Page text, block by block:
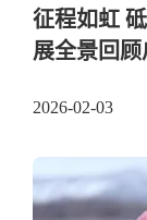
征程如虹
展全景回
2026-02-03